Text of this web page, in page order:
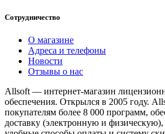
Сотрудничество
О магазине
Адреса и телефоны
Новости
Отзывы о нас
Allsoft — интернет-магазин
обеспечения. Открылся в 2005 году.
покупателям более 8 000 программ,
доставку (электронную и физическую),